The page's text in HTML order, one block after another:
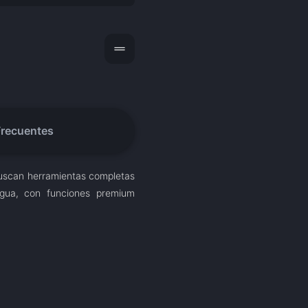
drag_handle
herramientas completas
con funciones premium